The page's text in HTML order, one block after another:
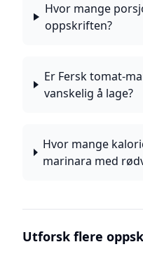
Hvor mange
oppskriften?
Er Fersk tomat-
vanskelig å lage?
Hvor mange
marinara med
Utforsk flere